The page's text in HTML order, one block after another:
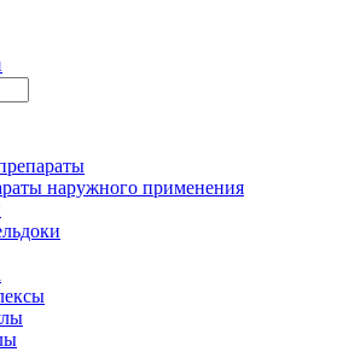
наружного применения